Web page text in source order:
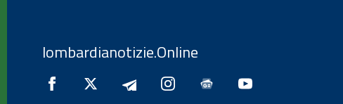
lombardianotizie.Online